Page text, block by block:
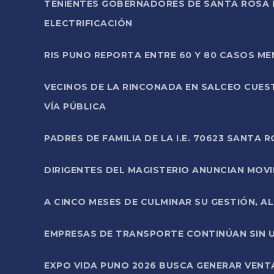
TENIENTES GOBERNADORES DE SANTA
ELECTRIFICACIÓN
RIS PUNO REPORTA ENTRE 60 Y 80 CASOS
VECINOS DE LA RINCONADA EN SALCEO
VÍA PÚBLICA
PADRES DE FAMILIA DE LA I.E. 70623 SANTA
DIRIGENTES DEL MAGISTERIO ANUNCIAN
A CINCO MESES DE CULMINAR SU GESTIÓN,
EMPRESAS DE TRANSPORTE CONTINÚAN SIN
EXPO VIDA PUNO 2026 BUSCA GENERAR